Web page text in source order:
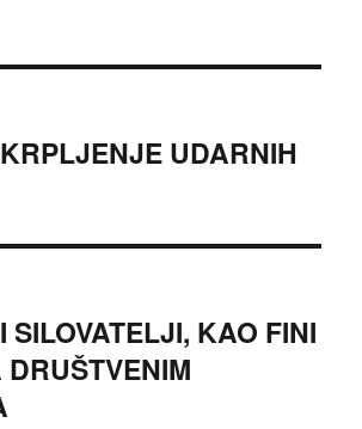
UDARNIH
SILOVATELJI, KAO FINI